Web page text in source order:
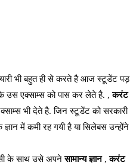
भी बहुत ही से करते है आज स्टूडेंट पड़
उस एक्साम्स को पास कर लेते है. ,करंट
भी देते है. जिन स्टूडेंट को सरकारी
में कमी रह गयी है या सिलेबस उन्होंने
इसी के साथ उसे अपनेसामान्य ज्ञान,करंट